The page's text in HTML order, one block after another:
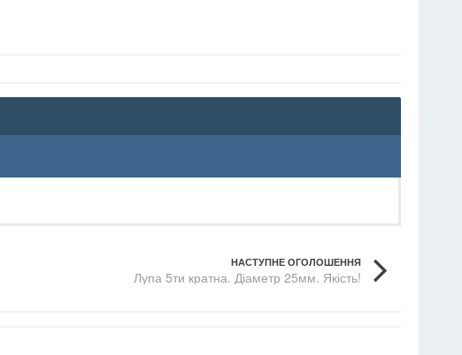
НАСТУПНЕ ОГОЛОШЕННЯ
Лупа 5ти кратна. Діаметр 25мм. Якість!